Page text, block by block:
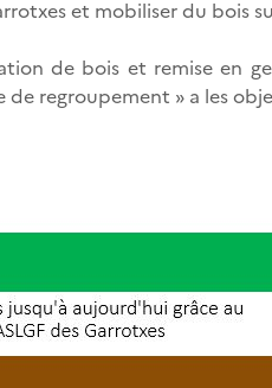
et mobiliser du bois
de bois et remise en
de regroupement » a les